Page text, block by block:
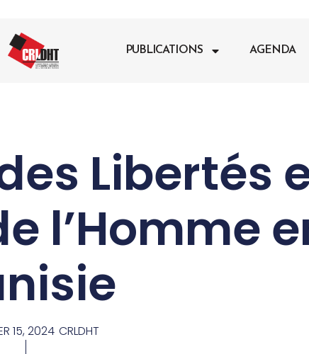
PUBLICATIONS AGENDA
Libertés
l’Homme
15, 2024 CRLDHT